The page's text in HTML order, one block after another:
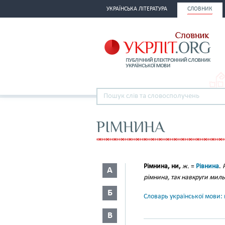
УКРАЇНСЬКА ЛІТЕРАТУРА СЛОВНИК
РІМНИНА
А
Б
В
Рімнина, ни, ж. = Рівнина.
рімнина, так навкруги
Словарь української